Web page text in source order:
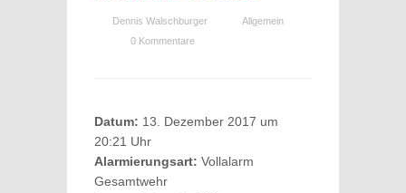
Dennis Walschburger
Allgemein
0 Kommentare
Datum: 13. Dezember 2017 um
20:21 Uhr
Alarmierungsart: Vollalarm
Gesamtwehr